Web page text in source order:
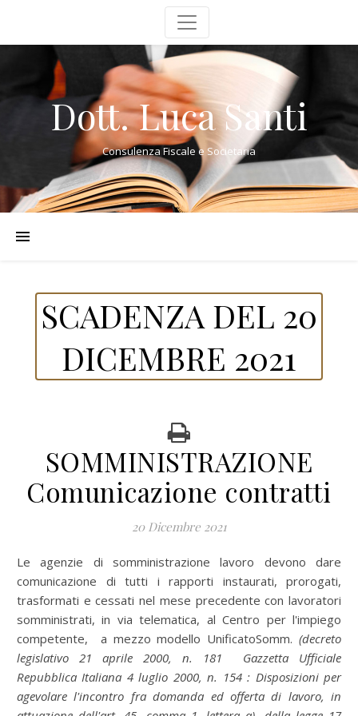
Dott. Luca Santi
Consulenza Fiscale e Societaria
SCADENZA DEL 20
DICEMBRE 2021
SOMMINISTRAZIONE
Comunicazione contratti
20 Dicembre 2021
Le agenzie di somministrazione lavoro devono dare
comunicazione di tutti i rapporti instaurati, prorogati,
trasformati e cessati nel mese precedente con lavoratori
somministrati, in via telematica, al Centro per l'impiego
competente, a mezzo modello UnificatoSomm. (decreto
legislativo 21 aprile 2000, n. 181 Gazzetta Ufficiale
Repubblica Italiana 4 luglio 2000, n. 154 : Disposizioni per
agevolare l'incontro fra domanda ed offerta di lavoro, in